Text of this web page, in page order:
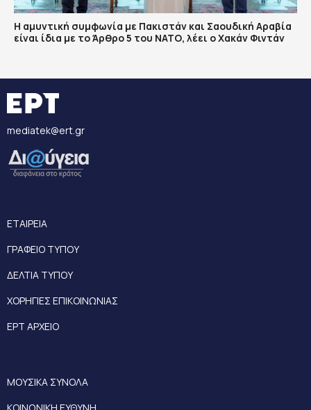
Η αμυντική συμφωνία με Πακιστάν και Σαουδική Αραβία
είναι ίδια με το Άρθρο 5 του ΝΑΤΟ, λέει ο Χακάν Φιντάν
mediatek@ert.gr
ΕΤΑΙΡΕΙΑ
ΓΡΑΦΕΙΟ ΤΥΠΟΥ
ΔΕΛΤΙΑ ΤΥΠΟΥ
ΧΟΡΗΓΙΕΣ ΕΠΙΚΟΙΝΩΝΙΑΣ
ΕΡΤ ΑΡΧΕΙΟ
ΜΟΥΣΙΚΑ ΣΥΝΟΛΑ